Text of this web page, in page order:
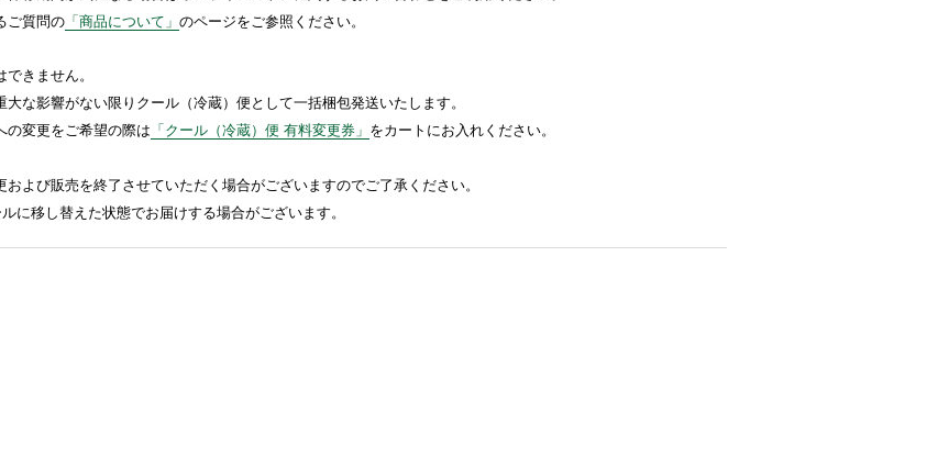
ご質問の 「商品について」 のページをご参照ください。
きません。
な影響がない限りクール（冷蔵）便として一括梱包発送いたします。
の変更をご希望の際は 「クール（冷蔵）便 有料変更券」 をカートにお入れください。
よび販売を終了させていただく場合がございますのでご了承ください。
に移し替えた状態でお届けする場合がございます。